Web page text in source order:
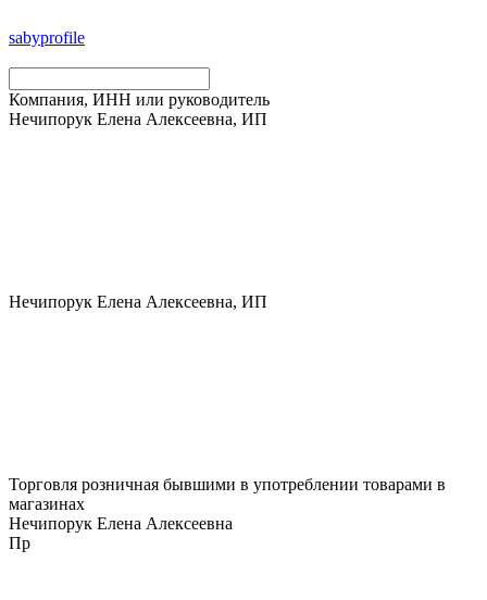
sabyprofile
Компания, ИНН или руководитель
Нечипорук Елена Алексеевна, ИП
Нечипорук Елена Алексеевна, ИП
Торговля розничная бывшими в употреблении товарами в
магазинах
Нечипорук Елена Алексеевна
Пр